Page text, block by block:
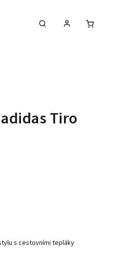
Vybav svůj tým !
Tiro
s cestovními tepláky